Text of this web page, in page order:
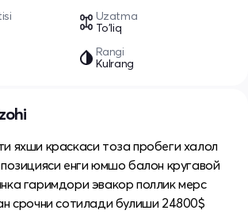
Uzatma
To'liq
Rangi
Kulrang
яхши краскаси тоза пробеги халол
енги юмшо балон кругавой
гаримдори эвакор поллик мерс
срочни сотилади булиши 24800$